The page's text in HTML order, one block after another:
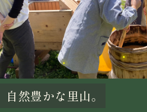
自然豊かな里山。